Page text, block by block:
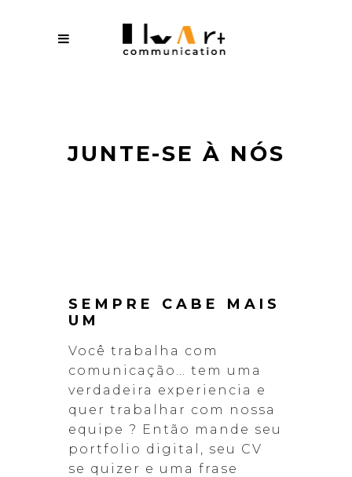
JUNTE-SE À NÓS
SEMPRE CABE MAIS
UM
Você trabalha com
comunicação… tem uma
verdadeira experiencia e
quer trabalhar com nossa
equipe ? Então mande seu
portfolio digital, seu CV
se quizer e uma frase